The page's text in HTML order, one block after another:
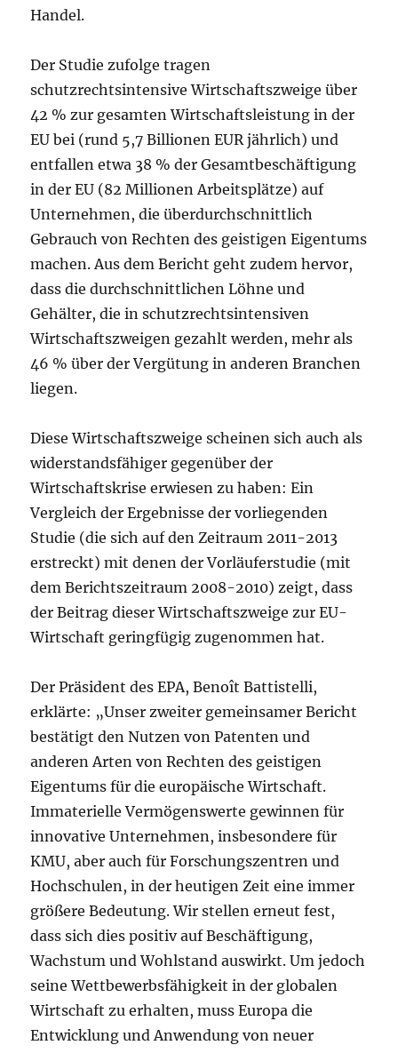
Handel.
Der Studie zufolge tragen
schutzrechtsintensive Wirtschaftszweige über
42 % zur gesamten Wirtschaftsleistung in der
EU bei (rund 5,7 Billionen EUR jährlich) und
entfallen etwa 38 % der Gesamtbeschäftigung
in der EU (82 Millionen Arbeitsplätze) auf
Unternehmen, die überdurchschnittlich
Gebrauch von Rechten des geistigen Eigentums
machen. Aus dem Bericht geht zudem hervor,
dass die durchschnittlichen Löhne und
Gehälter, die in schutzrechtsintensiven
Wirtschaftszweigen gezahlt werden, mehr als
46 % über der Vergütung in anderen Branchen
liegen.
Diese Wirtschaftszweige scheinen sich auch als
widerstandsfähiger gegenüber der
Wirtschaftskrise erwiesen zu haben: Ein
Vergleich der Ergebnisse der vorliegenden
Studie (die sich auf den Zeitraum 2011-2013
erstreckt) mit denen der Vorläuferstudie (mit
dem Berichtszeitraum 2008-2010) zeigt, dass
der Beitrag dieser Wirtschaftszweige zur EU-
Wirtschaft geringfügig zugenommen hat.
Der Präsident des EPA, Benoît Battistelli,
erklärte: „Unser zweiter gemeinsamer Bericht
bestätigt den Nutzen von Patenten und
anderen Arten von Rechten des geistigen
Eigentums für die europäische Wirtschaft.
Immaterielle Vermögenswerte gewinnen für
innovative Unternehmen, insbesondere für
KMU, aber auch für Forschungszentren und
Hochschulen, in der heutigen Zeit eine immer
größere Bedeutung. Wir stellen erneut fest,
dass sich dies positiv auf Beschäftigung,
Wachstum und Wohlstand auswirkt. Um jedoch
seine Wettbewerbsfähigkeit in der globalen
Wirtschaft zu erhalten, muss Europa die
Entwicklung und Anwendung von neuer